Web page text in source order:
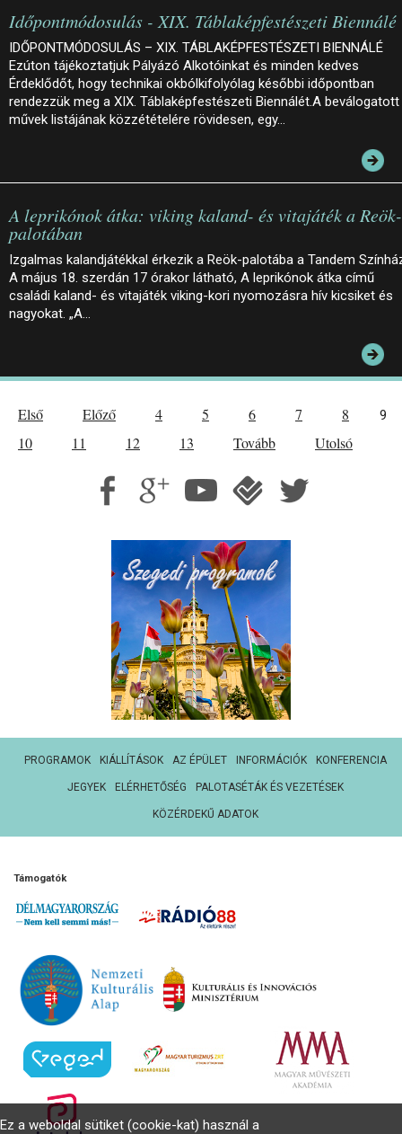
Időpontmódosulás - XIX. Táblaképfestészeti Biennálé
IDŐPONTMÓDOSULÁS – XIX. TÁBLAKÉPFESTÉSZETI BIENNÁLÉ
Ezúton tájékoztatjuk Pályázó Alkotóinkat és minden kedves
Érdeklődőt, hogy technikai okbólkifolyólag későbbi időpontban
rendezzük meg a XIX. Táblaképfestészeti Biennálét.A beválogatott
művek listájának közzétételére rövidesen, egy…
A leprikónok átka: viking kaland- és vitajáték a Reök-
palotában
Izgalmas kalandjátékkal érkezik a Reök-palotába a Tandem
A május 18. szerdán 17 órakor látható, A leprikónok átka című
családi kaland- és vitajáték viking-kori nyomozásra hív kicsiket és
nagyokat. „A…
Első Előző 4 5 6 7 8 9
10 11 12 13 Tovább Utolsó
PROGRAMOK KIÁLLÍTÁSOK AZ ÉPÜLET INFORMÁCIÓK KONFERENCIA
JEGYEK ELÉRHETŐSÉG PALOTASÉTÁK ÉS VEZETÉSEK
KÖZÉRDEKŰ ADATOK
Támogatók
Ez a weboldal sütiket (cookie-kat) használ a